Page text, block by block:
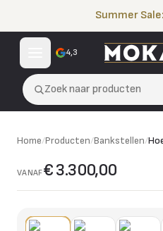
Summer
4,3
Zoek naar producten
Home/Producten/Bankstellen/
VANAF€ 3.300,00